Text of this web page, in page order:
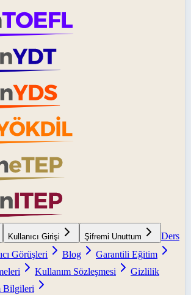
Kullanıcı Girişi Şifremi Unuttum
Ders
Görüşleri Blog
Garantili Eğitim
Kullanım Sözleşmesi
Gizlilik
Bilgileri